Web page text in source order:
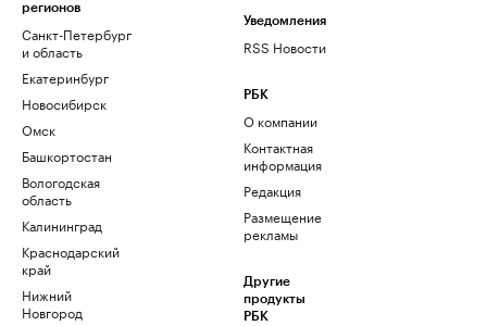
регионов
Санкт-Петербург
и область
Екатеринбург
Новосибирск
Омск
Башкортостан
Вологодская
область
Калининград
Краснодарский
край
Нижний
Новгород
Уведомления
RSS Новости
РБК
О компании
Контактная
информация
Редакция
Размещение
рекламы
Другие
продукты
РБК